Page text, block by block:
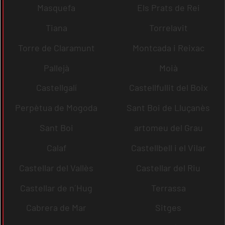
Masquefa
Els Prats de Rei
Tiana
Torrelavit
Torre de Claramunt
Montcada i Reixac
Pallejà
Moià
Castellgalí
Castellfullit del Boix
Perpètua de Mogoda
Sant Boi de Lluçanès
Sant Boi
artomeu del Grau
Calaf
Castellbell i el Vilar
Castellar del Vallès
Castellar del Riu
Castellar de n´Hug
Terrassa
Cabrera de Mar
Sitges